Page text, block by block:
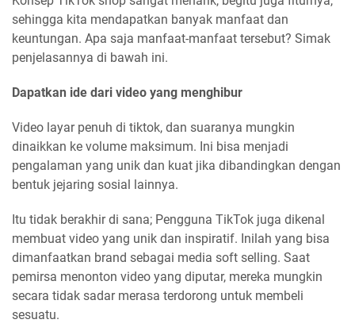
sehingga kita mendapatkan banyak manfaat dan
keuntungan. Apa saja manfaat-manfaat tersebut? Simak
penjelasannya di bawah ini.
Dapatkan ide dari video yang menghibur
Video layar penuh di tiktok, dan suaranya mungkin
dinaikkan ke volume maksimum. Ini bisa menjadi
pengalaman yang unik dan kuat jika dibandingkan dengan
bentuk jejaring sosial lainnya.
Itu tidak berakhir di sana; Pengguna TikTok juga dikenal
membuat video yang unik dan inspiratif. Inilah yang bisa
dimanfaatkan brand sebagai media soft selling. Saat
pemirsa menonton video yang diputar, mereka mungkin
secara tidak sadar merasa terdorong untuk membeli
sesuatu.